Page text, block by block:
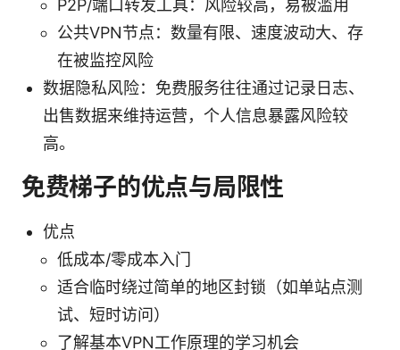
P2P/端口转发工具：风险较高，易被滥用
公共VPN节点：数量有限、速度波动大、存
在被监控风险
数据隐私风险：免费服务往往通过记录日志、
出售数据来维持运营，个人信息暴露风险较
高。
免费梯子的优点与局限性
优点
低成本/零成本入门
适合临时绕过简单的地区封锁（如单站点测
试、短时访问）
了解基本VPN工作原理的学习机会